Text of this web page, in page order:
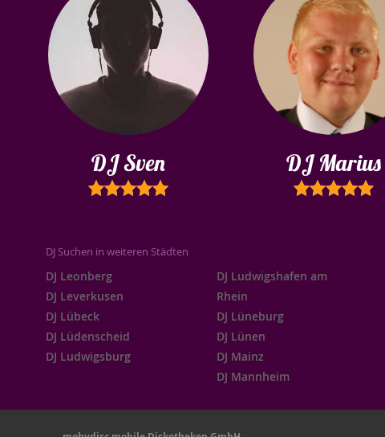
DJ Sven DJ Marius
DJ Suchen in weiteren Städten
DJ Leonberg
DJ Leverkusen
DJ Lübeck
DJ Lüdenscheid
DJ Ludwigsburg
DJ Ludwigshafen am
Rhein
DJ Lüneburg
DJ Lünen
DJ Mainz
DJ Mannheim